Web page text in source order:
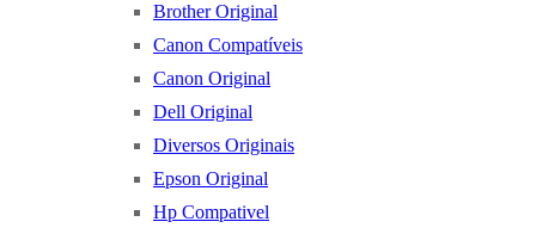
Brother Original
Canon Compatíveis
Canon Original
Dell Original
Diversos Originais
Epson Original
Hp Compativel